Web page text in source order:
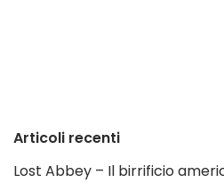
Articoli recenti
Lost Abbey – Il birrificio